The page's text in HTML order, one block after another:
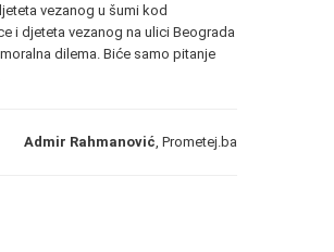
vezanog u šumi kod
i djeteta vezanog na ulici Beograda
dilema. Biće samo pitanje
Admir Rahmanović , Prometej.ba